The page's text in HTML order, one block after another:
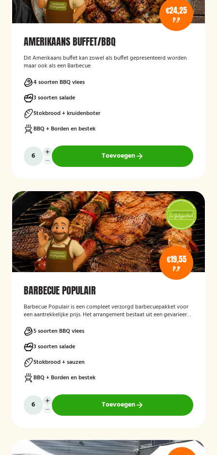
€24,25
P.P
AMERIKAANS BUFFET/BBQ
Dit Amerikaans buffet kan zowel als buffet gepresenteerd worden
maar ook als een Barbecue.
4 soorten BBQ vlees
3 soorten salade
Stokbrood + kruidenboter
BBQ + Borden en bestek
Toevoegen
€19,55
P.P
BARBECUE POPULAIR
Barbecue Populair is een compleet verzorgd barbecuepakket voor
een aantrekkelijke prijs. Het arrangement bestaat uit een gevarieerde
stokbrood. Daarnaast worden barbecue, borden en bestek
meegeleverd en weer opgehaald, zodat gasten zorgeloos kunnen
genieten van een gezellige barbecue.
5 soorten BBQ vlees
3 soorten salade
Stokbrood + sauzen
BBQ + Borden en bestek
Toevoegen